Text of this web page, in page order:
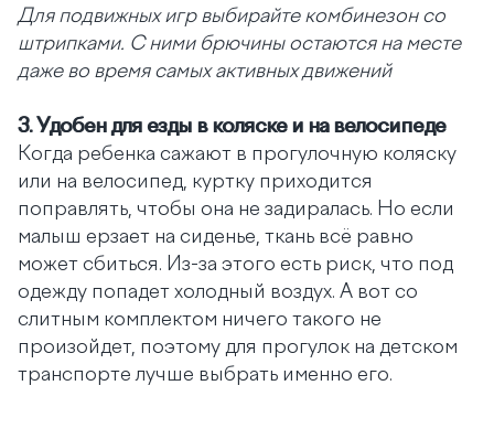
Для подвижных игр выбирайте комбинезон со
штрипками. С ними брючины остаются на месте
даже во время самых активных движений
3. Удобен для езды в коляске и на велосипеде
Когда ребенка сажают в прогулочную коляску
или на велосипед, куртку приходится
поправлять, чтобы она не задиралась. Но если
малыш ерзает на сиденье, ткань всё равно
может сбиться. Из-за этого есть риск, что под
одежду попадет холодный воздух. А вот со
слитным комплектом ничего такого не
произойдет, поэтому для прогулок на детском
транспорте лучше выбрать именно его.